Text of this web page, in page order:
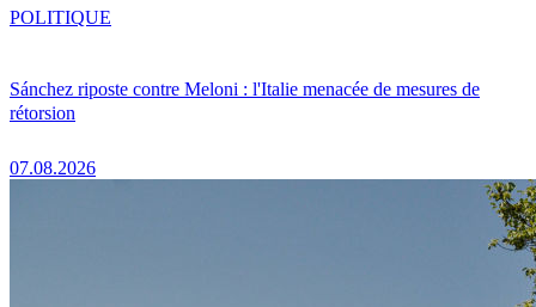
Sánchez riposte contre Meloni : l'Italie menacée de mesures de
rétorsion
07.08.2026
POLITIQUE